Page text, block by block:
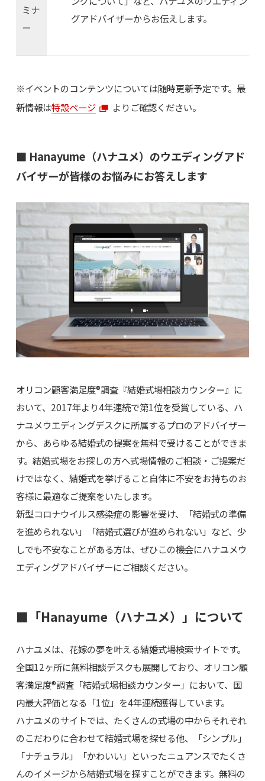
ミナ
ー
グアドバイザーからお伝えします。
※イベントのコンテンツについては随時更新予定です。最
新情報は特設ページ よりご確認ください。
■ Hanayume（ハナユメ）のウエディングアド
バイザーが皆様のお悩みにお答えします
オリコン顧客満足度®調査『結婚式場相談カウンター』に
おいて、2017年より4年連続で第1位を受賞している、ハ
ナユメウエディングデスクに所属するプロのアドバイザー
から、あらゆる結婚式の提案を無料で受けることができま
す。結婚式場をお探しの方へ式場情報のご相談・ご提案だ
けではなく、結婚式を挙げること自体に不安をお持ちのお
客様に最適なご提案をいたします。
新型コロナウイルス感染症の影響を受け、「結婚式の準備
を進められない」「結婚式選びが進められない」など、少
しでも不安なことがある方は、ぜひこの機会にハナユメウ
エディングアドバイザーにご相談ください。
■「Hanayume（ハナユメ）」について
ハナユメは、花嫁の夢を叶える結婚式場検索サイトです。
全国12ヶ所に無料相談デスクも展開しており、オリコン顧
客満足度®調査「結婚式場相談カウンター」において、国
内最大評価となる「1位」を4年連続獲得しています。
ハナユメのサイトでは、たくさんの式場の中からそれぞれ
のこだわりに合わせて結婚式場を探せる他、「シンプル」
「ナチュラル」「かわいい」といったニュアンスでたくさ
んのイメージから結婚式場を探すことができます。無料の